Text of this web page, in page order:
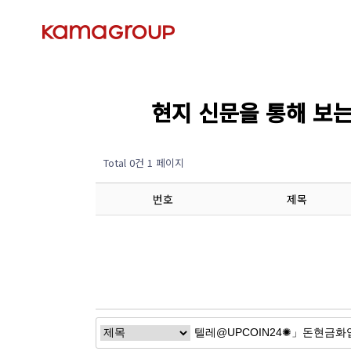
현지 신문을 통해
Total 0건 1 페이지
번호 제목